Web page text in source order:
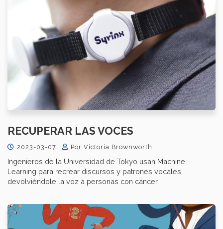
RECUPERAR LAS VOCES
2023-03-07 Por Victoria Brownworth
Ingenieros de la Universidad de Tokyo usan Machine
Learning para recrear discursos y patrones vocales,
devolviéndole la voz a personas con cáncer.